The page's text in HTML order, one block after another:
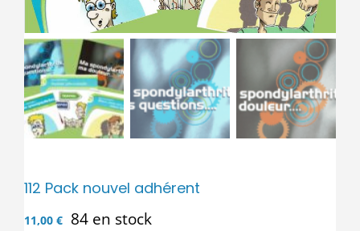
Boutique Produits
112 Pack nouvel adhérent
11,00 € 84 en stock